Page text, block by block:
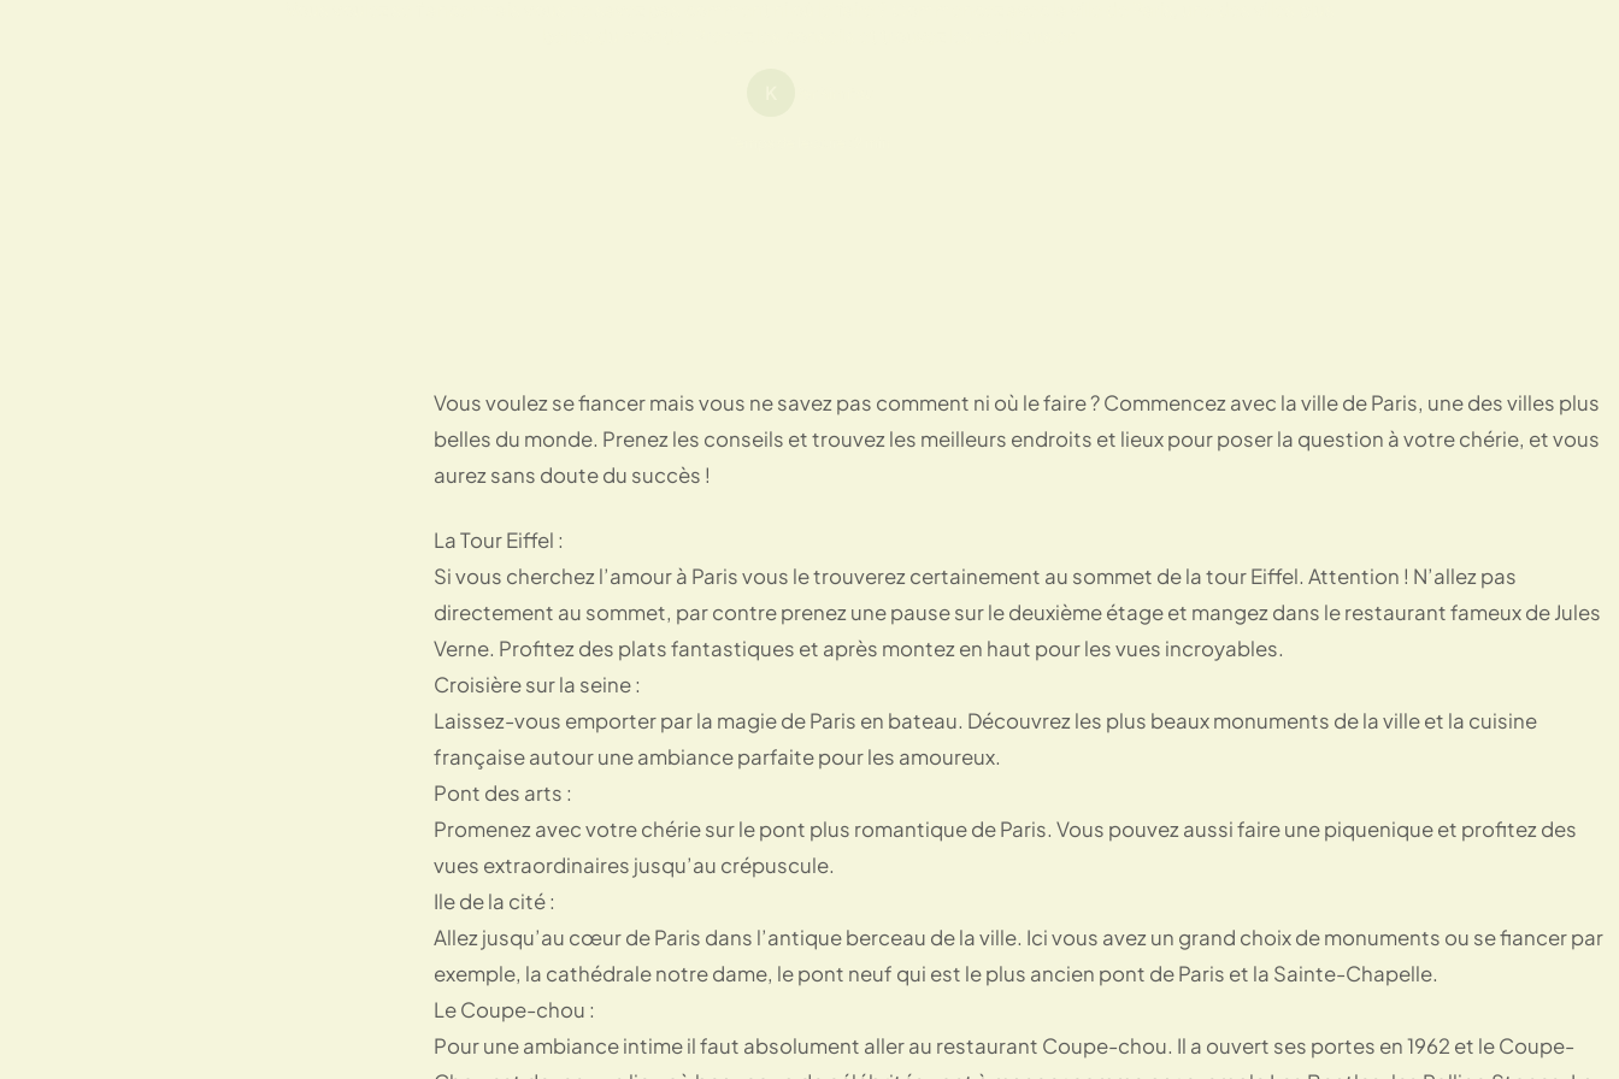
Vous voulez se fiancer mais vous ne savez pas comment ni où le faire ? Commencez avec la ville de Paris, une des villes plus
belles du monde. Prenez les conseils et trouvez les meilleurs endroits et lieux pour poser la question à votre chérie, et vous
aurez sans doute du succès !
La Tour Eiffel :
Si vous cherchez l’amour à Paris vous le trouverez certainement au sommet de la tour Eiffel. Attention ! N’allez pas
directement au sommet, par contre prenez une pause sur le deuxième étage et mangez dans le restaurant fameux de Jules
Verne. Profitez des plats fantastiques et après montez en haut pour les vues incroyables.
Croisière sur la seine :
Laissez-vous emporter par la magie de Paris en bateau. Découvrez les plus beaux monuments de la ville et la cuisine
française autour une ambiance parfaite pour les amoureux.
Pont des arts :
Promenez avec votre chérie sur le pont plus romantique de Paris. Vous pouvez aussi faire une piquenique et profitez des
vues extraordinaires jusqu’au crépuscule.
Ile de la cité :
Allez jusqu’au cœur de Paris dans l’antique berceau de la ville. Ici vous avez un grand choix de monuments ou se fiancer par
exemple, la cathédrale notre dame, le pont neuf qui est le plus ancien pont de Paris et la Sainte-Chapelle.
Le Coupe-chou :
Pour une ambiance intime il faut absolument aller au restaurant Coupe-chou. Il a ouvert ses portes en 1962 et le Coupe-